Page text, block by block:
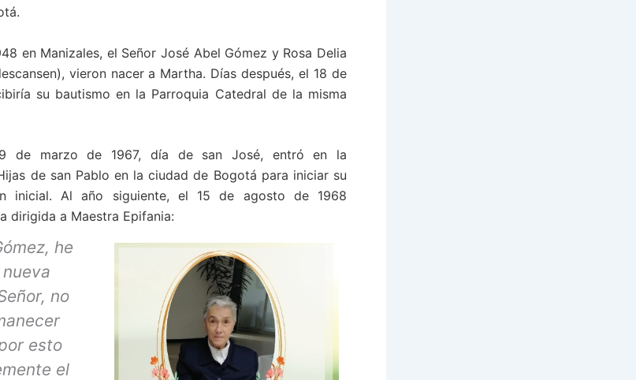
en Manizales, el Señor José Abel Gómez y Rosa Delia
vieron nacer a Martha. Días después, el 18 de
su bautismo en la Parroquia Catedral de la misma
de marzo de 1967, día de san José, entró en la
de san Pablo en la ciudad de Bogotá para iniciar su
inicial. Al año siguiente, el 15 de agosto de 1968
dirigida a Maestra Epifania:
he
no
esto
el